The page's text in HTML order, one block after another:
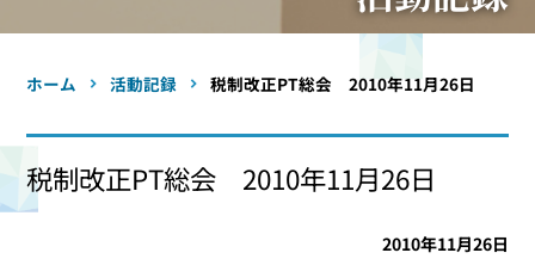
ホーム 活動記録 税制改正PT総会 2010年11月26日
税制改正PT総会 2010年11月26日
2010年11月26日